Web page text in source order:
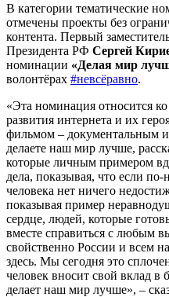
В категории тематические
отмечены проекты без
контента. Первый
Президента РФ Сергей
номинации «Делая мир
волонтёрах #невсёравно.
«Эта номинация относится
развития интернета и их
фильмом – документальным
делаете наш мир лучше,
которые личным примером
дела, показывая, что если
человека нет ничего
показывая пример
сердце, людей, которые
вместе справиться с любым
свойственно России и всем
здесь. Мы сегодня это
человек вносит свой вклад в
делает наш мир лучше», –